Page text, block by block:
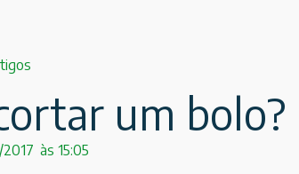
um bolo?
às 15:05